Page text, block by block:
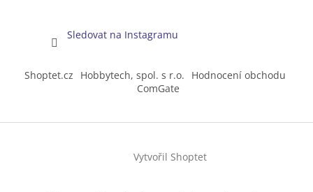
Sledovat na Instagramu
Shoptet.cz Hobbytech, spol. s r.o.
Hodnocení obchodu
ComGate
Vytvořil Shoptet